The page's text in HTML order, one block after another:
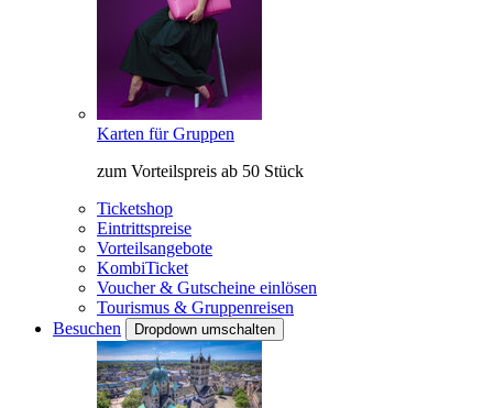
Karten für Gruppen
zum Vorteilspreis ab 50 Stück
Ticketshop
Eintrittspreise
Vorteilsangebote
KombiTicket
Voucher & Gutscheine einlösen
Tourismus & Gruppenreisen
Besuchen
Dropdown umschalten